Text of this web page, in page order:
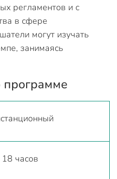
регламентов и с
в сфере
могут изучать
занимаясь
программе
часов